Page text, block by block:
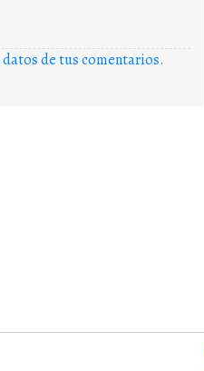
de tus comentarios.